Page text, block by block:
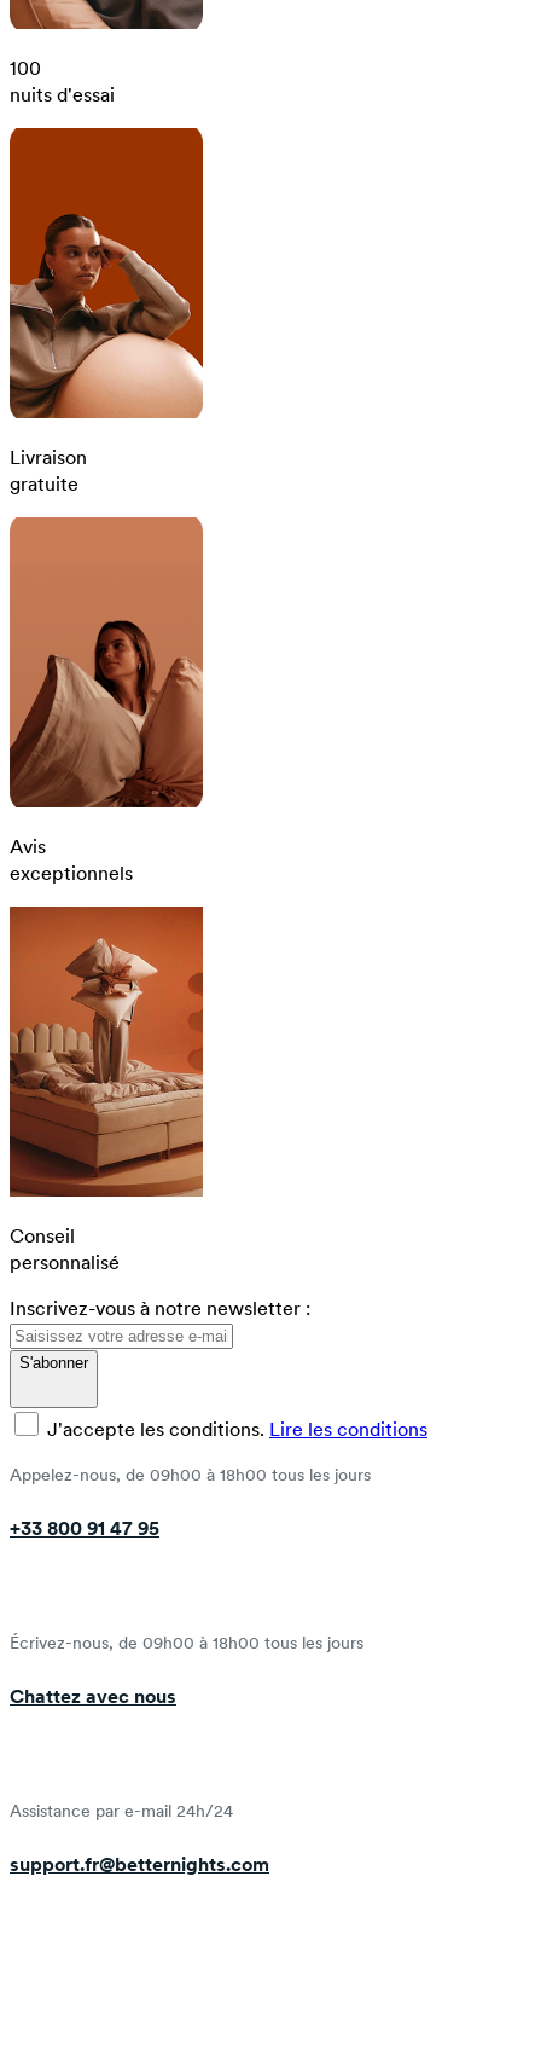
100
nuits d'essai
Livraison
gratuite
Avis
exceptionnels
Conseil
personnalisé
Inscrivez-vous à notre newsletter :
S'abonner
J'accepte les conditions. Lire les conditions
Appelez-nous, de 09h00 à 18h00 tous les jours
+33 800 91 47 95
Écrivez-nous, de 09h00 à 18h00 tous les jours
Chattez avec nous
Assistance par e-mail 24h/24
support.fr@betternights.com